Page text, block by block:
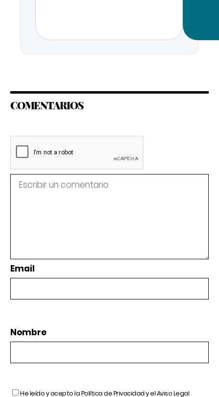
COMENTARIOS
Email
Nombre
He leído y acepto laPolítica de Privacidady elAviso Legal